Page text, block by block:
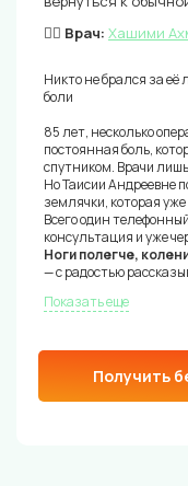
👨‍⚕️ Врач: Хашими
Никто не брался за её
боли
85 лет, несколько
постоянная боль,
спутником. Врачи
Но Таисии Андреевне
землячки, которая
Всего один
консультация и уже
Ноги полегче,
— с радостью
Показать еще
Получить